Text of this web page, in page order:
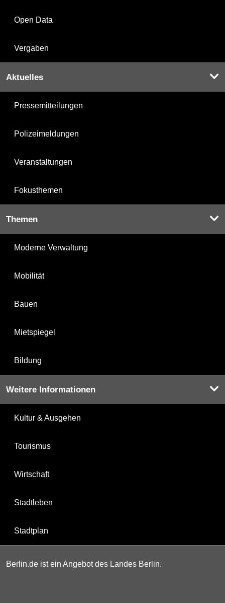
Open Data
Vergaben
Aktuelles
Pressemitteilungen
Polizeimeldungen
Veranstaltungen
Fokusthemen
Themen
Moderne Verwaltung
Mobilität
Bauen
Mietspiegel
Bildung
Weitere Informationen
Kultur & Ausgehen
Tourismus
Wirtschaft
Stadtleben
Stadtplan
Berlin.de ist ein Angebot des Landes Berlin.